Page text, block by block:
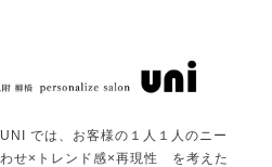
では、お客様の１人１人のニー
せ×トレンド感×再現性 を考えた